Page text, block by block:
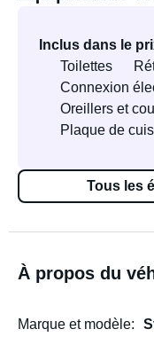
Inclus dans le
Toilettes
Connexion
Oreillers et
Plaque de
Tous les
À propos du
Marque et modèle